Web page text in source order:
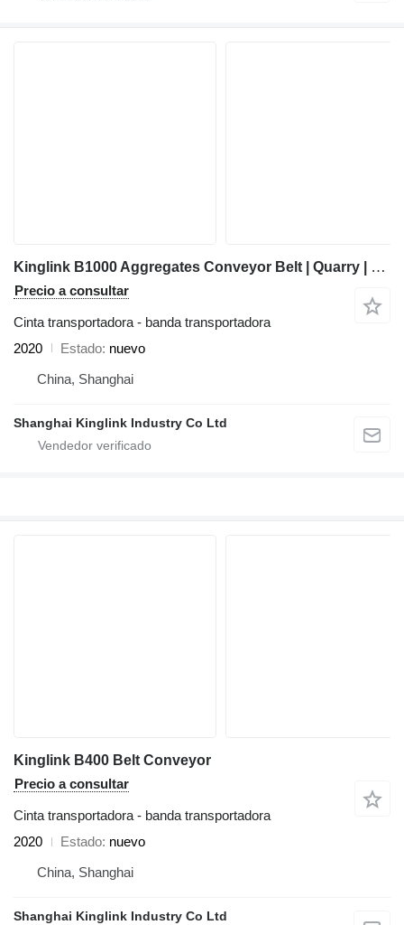
Kinglink B1000 Aggregates Conveyor Belt | Quarry | Stones | Mineral Sands
Precio a consultar
Cinta transportadora - banda transportadora
2020
Estado nuevo
China, Shanghai
Shanghai Kinglink Industry Co Ltd
Kinglink B400 Belt Conveyor
Precio a consultar
Cinta transportadora - banda transportadora
2020
Estado nuevo
China, Shanghai
Shanghai Kinglink Industry Co Ltd